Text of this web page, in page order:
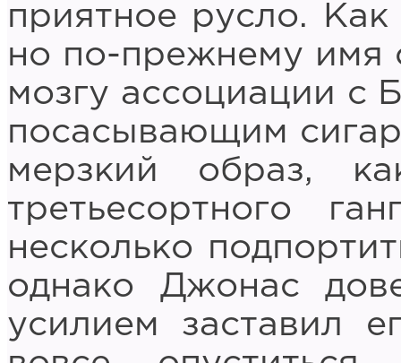
приятное русло.
но по-прежнему имя
мозгу ассоциации с
посасывающим
мерзкий образ,
третьесортного
несколько
однако Джонас
усилием заставил